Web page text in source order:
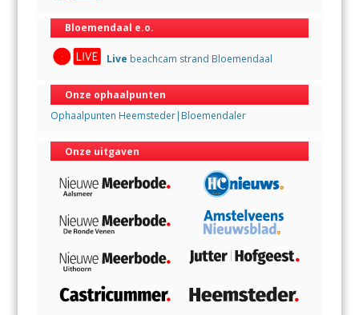
Bloemendaal e.o.
Live beachcam strand Bloemendaal
Onze ophaalpunten
Ophaalpunten Heemsteder|Bloemendaler
Onze uitgaven